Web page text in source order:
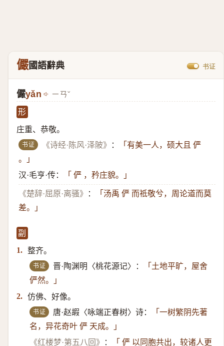
儼國語辭典 书证
儼yǎn ㄧㄢˇ
形
庄重、恭敬。
书证 《诗经·陈风·泽陂》 ：
「有美一人，硕大且 俨
。」
汉·毛亨·传：
「 俨 ，矜庄貌。」
《楚辞·屈原·离骚》 ：
「汤禹 俨 而祗敬兮，周论道而莫
差。」
副
1. 整齐。
书证 晋·陶渊明〈桃花源记〉：
「土地平旷，屋舍
俨然。」
2. 仿佛、好像。
书证 唐·赵嘏〈咏端正春树〉诗：
「一树繁阴先著
名，异花奇叶 俨 天成。」
《红楼梦·第五八回》
：
「 俨 以同胞共出，较诸人更